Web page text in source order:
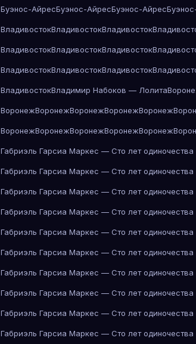
Буэнос-АйресБуэнос-АйресБуэнос-Айрес
ВладивостокВладивостокВладивосток
ВладивостокВладивостокВладивосток
ВладивостокВладивостокВладивосток
ВладивостокВладимир Набоков — Лолита
ВоронежВоронежВоронежВоронежВоронеж
ВоронежВоронежВоронежВоронежВоронеж
Габриэль Гарсиа Маркес — Сто лет одиночества
Габриэль Гарсиа Маркес — Сто лет одиночества
Габриэль Гарсиа Маркес — Сто лет одиночества
Габриэль Гарсиа Маркес — Сто лет одиночества
Габриэль Гарсиа Маркес — Сто лет одиночества
Габриэль Гарсиа Маркес — Сто лет одиночества
Габриэль Гарсиа Маркес — Сто лет одиночества
Габриэль Гарсиа Маркес — Сто лет одиночества
Габриэль Гарсиа Маркес — Сто лет одиночества
Габриэль Гарсиа Маркес — Сто лет одиночества